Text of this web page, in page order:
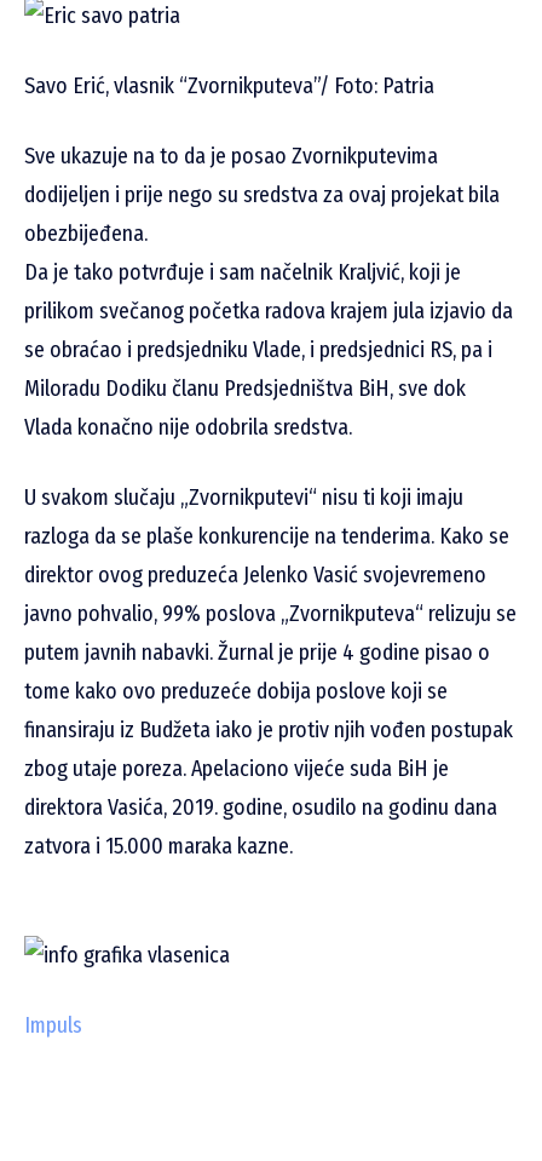
Savo Erić, vlasnik “Zvornikputeva”/ Foto: Patria
Sve ukazuje na to da je posao Zvornikputevima
dodijeljen i prije nego su sredstva za ovaj projekat bila
obezbijeđena.
Da je tako potvrđuje i sam načelnik Kraljvić, koji je
prilikom svečanog početka radova krajem jula izjavio da
se obraćao i predsjedniku Vlade, i predsjednici RS, pa i
Miloradu Dodiku članu Predsjedništva BiH, sve dok
Vlada konačno nije odobrila sredstva.
U svakom slučaju „Zvornikputevi“ nisu ti koji imaju
razloga da se plaše konkurencije na tenderima. Kako se
direktor ovog preduzeća Jelenko Vasić svojevremeno
javno pohvalio, 99% poslova „Zvornikputeva“ relizuju se
putem javnih nabavki. Žurnal je prije 4 godine pisao o
tome kako ovo preduzeće dobija poslove koji se
finansiraju iz Budžeta iako je protiv njih vođen postupak
zbog utaje poreza. Apelaciono vijeće suda BiH je
direktora Vasića, 2019. godine, osudilo na godinu dana
zatvora i 15.000 maraka kazne.
Impuls